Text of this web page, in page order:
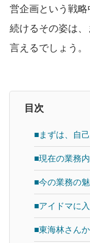
営企画という戦
続けるその姿は
言えるでしょう。
目次
■まずは、自
■現在の業務
■今の業務の
■アイドマに
■東海林さん